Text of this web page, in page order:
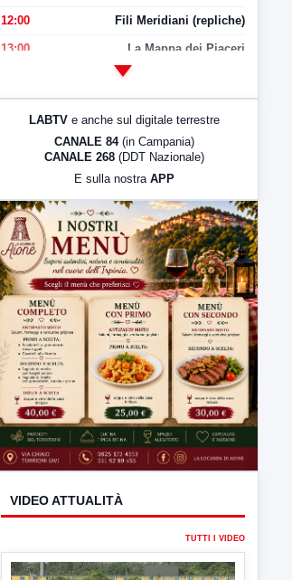
12:00 Fili Meridiani (repliche)
13:00 La Mappa dei Piaceri
LabNews (Diretta)
23:00 LabNews (replica)
LABTV e anche sul digitale terrestre
CANALE 84 (in Campania)
CANALE 268 (DDT Nazionale)
E sulla nostra APP
VIDEO ATTUALITÀ